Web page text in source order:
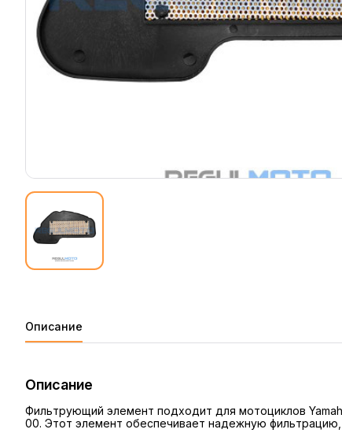
Описание
Описание
Фильтрующий элемент подходит для мотоциклов
00. Этот элемент обеспечивает надежную